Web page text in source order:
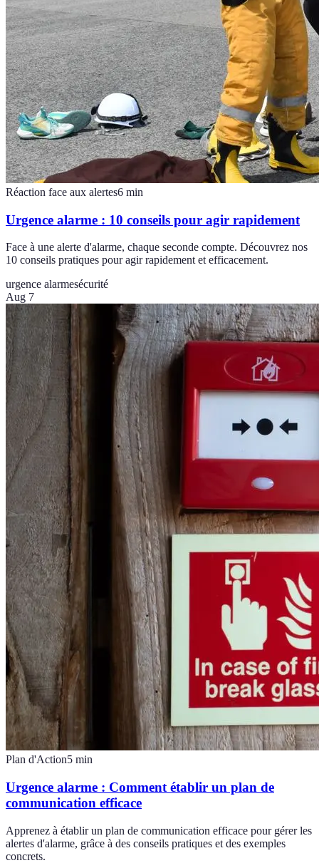
Réaction face aux alertes6 min
Urgence alarme : 10 conseils pour agir rapidement
Face à une alerte d'alarme, chaque seconde compte. Découvrez nos
10 conseils pratiques pour agir rapidement et efficacement.
urgence alarmesécurité
Aug 7
Plan d'Action5 min
Urgence alarme : Comment établir un plan de
communication efficace
Apprenez à établir un plan de communication efficace pour gérer les
alertes d'alarme, grâce à des conseils pratiques et des exemples
concrets.